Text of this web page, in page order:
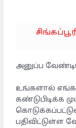
அனுப்ப வேண்டிய
உங்களால்
கண்டுபிடிக்க
பதிவிட்டுள்ள